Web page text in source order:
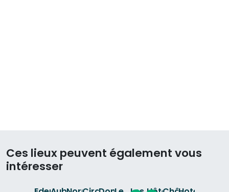
Ces lieux peuvent également vous
intéresser